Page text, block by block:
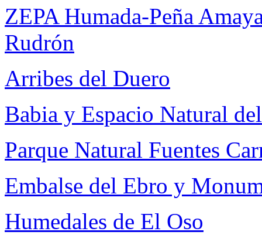
ZEPA Humada-Peña
Rudrón
Arribes del Duero
Babia y Espacio Natural
Parque Natural Fuentes
Embalse del Ebro y
Humedales de El Oso